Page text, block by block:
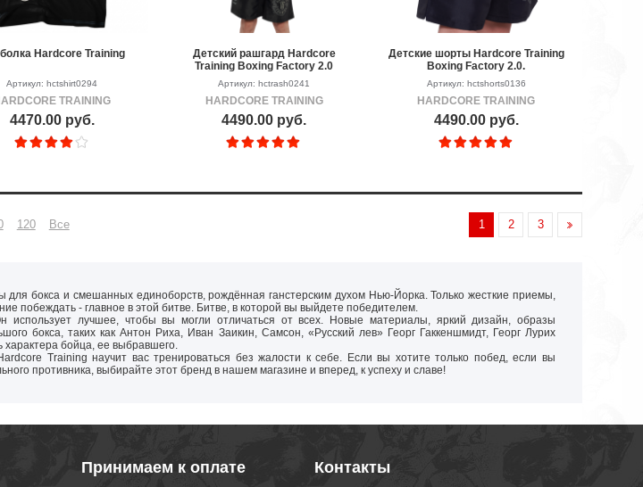
Hardcore Training
Артикул: hctshirt0294
TRAINING
4470.00 руб.
Детский рашгард Hardcore
Training Boxing Factory 2.0
Артикул: hctrash0241
HARDCORE TRAINING
4490.00 руб.
Детские шорты Hardcore Training
Boxing Factory 2.0.
Артикул: hctshorts0136
HARDCORE TRAINING
4490.00 руб.
120 Все 1 2 3
для бокса и смешанных единоборств, рождённая ганстерским духом Нью-Йорка. Только жесткие приемы,
побеждать - главное в этой битве. Битве, в которой вы выйдете победителем.
использует лучшее, чтобы вы могли отличаться от всех. Новые материалы, яркий дизайн, образы
бокса, таких как Антон Риха, Иван Заикин, Самсон, «Русский лев» Георг Гаккеншмидт, Георг Лурих
характера бойца, ее выбравшего.
Training научит вас тренироваться без жалости к себе. Если вы хотите только побед, если вы
противника, выбирайте этот бренд в нашем магазине и вперед, к успеху и славе!
Принимаем к оплате Контакты